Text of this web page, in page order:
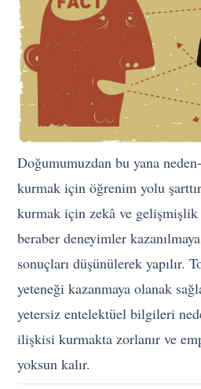
Doğumumuzdan bu yana
kurmak için öğrenim yolu
kurmak için zekâ ve
beraber deneyimler
sonuçları düşünülerek yapılır.
yeteneği kazanmaya olanak
yetersiz entelektüel bilgileri
ilişkisi kurmakta zorlanır ve
yoksun kalır.